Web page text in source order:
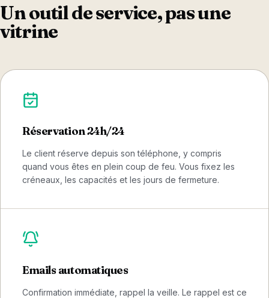
Un outil de service, pas une
vitrine
Réservation 24h/24
Le client réserve depuis son téléphone, y compris
quand vous êtes en plein coup de feu. Vous fixez les
créneaux, les capacités et les jours de fermeture.
Emails automatiques
Confirmation immédiate, rappel la veille. Le rappel est ce